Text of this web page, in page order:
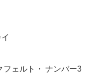
フェルト・ ナンバー3